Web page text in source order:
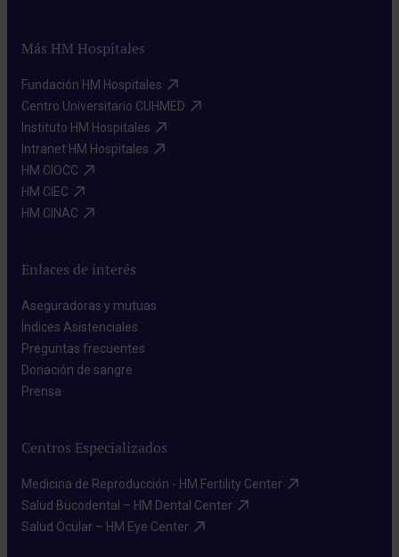
Más HM Hospitales
Fundación HM Hospitales​
Centro Universitario CUHMED​
Instituto HM Hospitales​
Intranet HM Hospitales​
HM CIOCC​
HM CIEC​
HM CINAC​
Enlaces de interés
Aseguradoras y mutuas​
Índices Asistenciales​
Preguntas frecuentes​
Donación de sangre​
Prensa​
Centros Especializados
Medicina de Reproducción - HM Fertility Center​
Salud Bucodental – HM Dental Center​
Salud Ocular – HM Eye Center​